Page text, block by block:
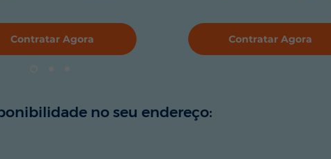
Contratar Agora Contratar Agora
no seu endereço: